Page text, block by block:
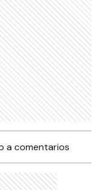
a comentarios